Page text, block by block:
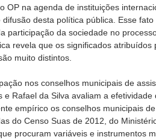
OP na agenda de instituições
desta política pública. Esse
participação da sociedade no
revela que os significados atribuídos
muito distintos.
nos conselhos municipais de
e Rafael da Silva avaliam a
empírico os conselhos municipais
do Censo Suas de 2012, do
procuram variáveis e instrumentos